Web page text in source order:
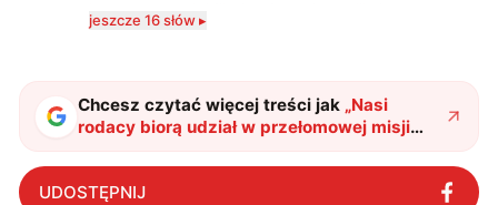
zdecydowanie częściej na tematy związane z nauką
także uprawiać oraz oglądać sport.
jeszcze 16 słów ▸
Chcesz czytać więcej treści jak „Nasi
rodacy biorą udział w przełomowej misji
dotyczącej Słońca. O kulisach PROBA-3
opowiedział dr Orleański z CBK PAN"?
UDOSTĘPNIJ